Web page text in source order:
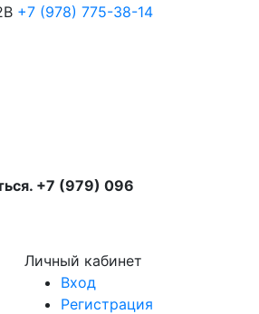
+7 (978) 775-38-14
+7 (979) 096
Личный кабинет
Вход
Регистрация